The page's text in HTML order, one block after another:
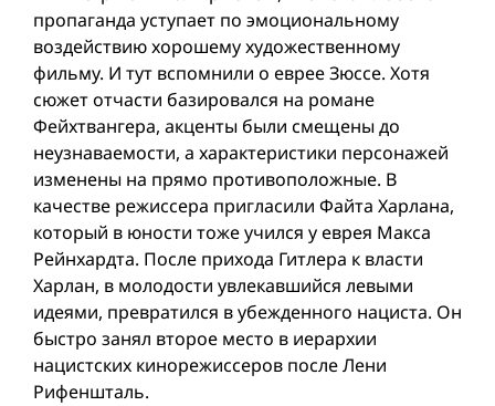
пропаганда уступает по эмоциональному
воздействию хорошему художественному
фильму. И тут вспомнили о еврее Зюссе. Хотя
сюжет отчасти базировался на романе
Фейхтвангера, акценты были смещены до
неузнаваемости, а характеристики персонажей
изменены на прямо противоположные. В
качестве режиссера пригласили Файта Харлана,
который в юности тоже учился у еврея Макса
Рейнхардта. После прихода Гитлера к власти
Харлан, в молодости увлекавшийся левыми
идеями, превратился в убежденного нациста. Он
быстро занял второе место в иерархии
нацистских кинорежиссеров после Лени
Рифеншталь.